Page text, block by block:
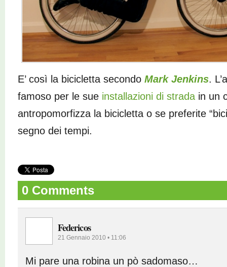
E’ così la bicicletta secondo Mark Jenkins.
famoso per le sue installazioni di strada in un
antropomorfizza la bicicletta o se preferite
segno dei tempi.
0 Comments
Federicos
21 Gennaio 2010 • 11:06
Mi pare una robina un pò sadomaso…